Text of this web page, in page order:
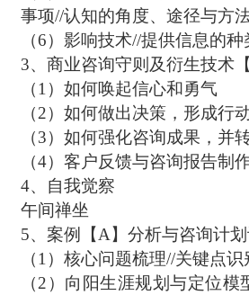
事项//认知的角度、途径与方
（6）影响技术//提供信息的
3、商业咨询守则及衍生技术【
（1）如何唤起信心和勇气
（2）如何做出决策，形成行
（3）如何强化咨询成果，并
（4）客户反馈与咨询报告制
4、自我觉察
午间禅坐
5、案例【A】分析与咨询计
（1）核心问题梳理//关键点识
（2）向阳生涯规划与定位